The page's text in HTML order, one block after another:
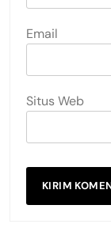
Email
Situs Web